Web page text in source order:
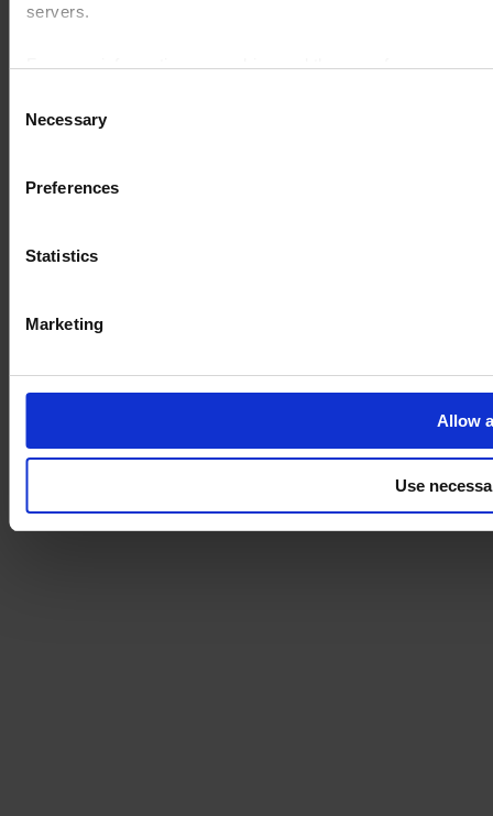
servers.
For more information on cookies and the use of your
Selection
Necessary
Preferences
Statistics
Marketing
Allow
Use